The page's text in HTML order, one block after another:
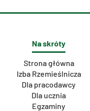
Na skróty
Strona główna
Izba Rzemieślnicza
Dla pracodawcy
Dla ucznia
Egzaminy